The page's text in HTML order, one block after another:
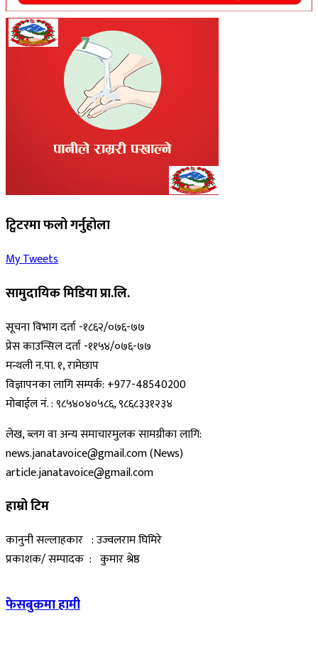
ट्विटरमा फलो गर्नुहोला
My Tweets
सामुदायिक मिडिया प्रा.लि.
सूचना विभाग दर्ता -१८६२/०७६-७७
प्रेस काउन्सिल दर्ता -११५४/०७६-७७
मन्थली न.पा. १, रामेछाप
विज्ञापनका लागि सम्पर्क: +977-48540200
मोबाईल नं. : ९८५४०४०५८६, ९८६८३३१२३४
लेख, ब्लग वा अन्य समाचारमुलक सामग्रीका लागि:
news.janatavoice@gmail.com (News)
article.janatavoice@gmail.com
हाम्रो टिम
कानुनी सल्लाहकार : उज्वलराम घिमिरे
प्रकाशक/ सम्पादक : कुमार श्रेष्ठ
फेसबुकमा हामी